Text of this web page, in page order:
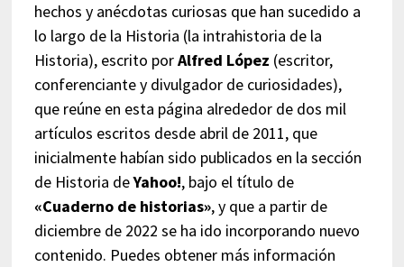
hechos y anécdotas curiosas que han sucedido a
lo largo de la Historia (la intrahistoria de la
Historia), escrito porAlfred López (escritor,
conferenciante y divulgador de curiosidades),
que reúne en esta página alrededor de dos mil
artículos escritos desde abril de 2011, que
inicialmente habían sido publicados en la sección
de Historia deYahoo!, bajo el título de
«Cuaderno de historias», y que a partir de
diciembre de 2022 se ha ido incorporando nuevo
contenido. Puedes obtener más información